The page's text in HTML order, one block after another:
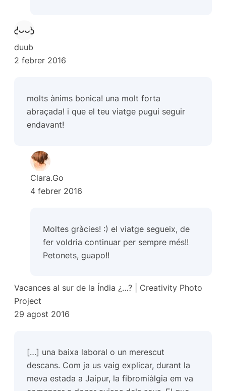
duub
2 febrer 2016
molts ànims bonica! una molt forta
abraçada! i que el teu viatge pugui seguir
endavant!
Clara.Go
4 febrer 2016
Moltes gràcies! :) el viatge segueix, de
fer voldria continuar per sempre més!!
Petonets, guapo!!
Vacances al sur de la Índia ¿…? | Creativity Photo
Project
29 agost 2016
[…] una baixa laboral o un merescut
descans. Com ja us vaig explicar, durant la
meva estada a Jaipur, la fibromiàlgia em va